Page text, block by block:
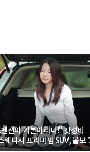
션이 기본이라니!" 갓성비
웨디시 프리미엄 SUV, 볼보